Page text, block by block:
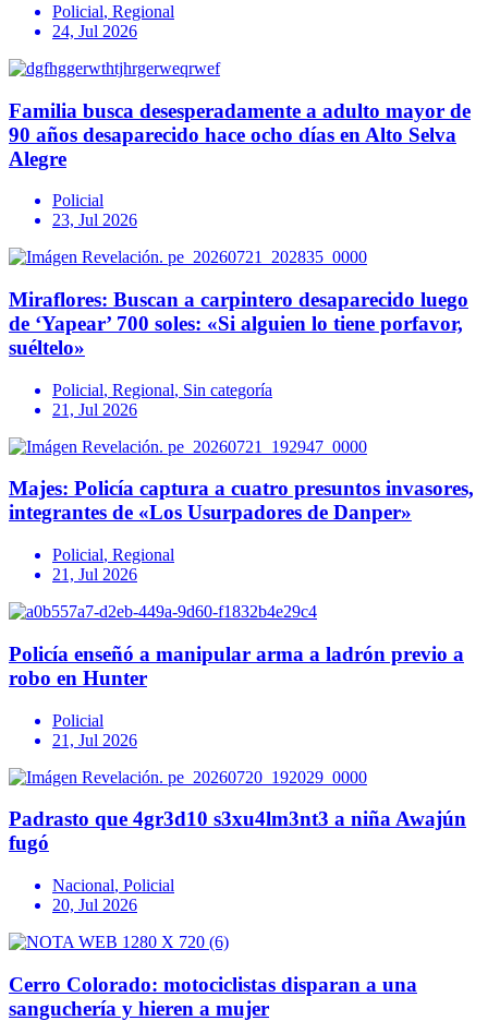
Policial, Regional
24, Jul 2026
Familia busca desesperadamente a adulto mayor de
90 años desaparecido hace ocho días en Alto Selva
Alegre
Policial
23, Jul 2026
Miraflores: Buscan a carpintero desaparecido luego
de ‘Yapear’ 700 soles: «Si alguien lo tiene porfavor,
suéltelo»
Policial, Regional, Sin categoría
21, Jul 2026
Majes: Policía captura a cuatro presuntos invasores,
integrantes de «Los Usurpadores de Danper»
Policial, Regional
21, Jul 2026
Policía enseñó a manipular arma a ladrón previo a
robo en Hunter
Policial
21, Jul 2026
Padrasto que 4gr3d10 s3xu4lm3nt3 a niña Awajún
fugó
Nacional, Policial
20, Jul 2026
Cerro Colorado: motociclistas disparan a una
sanguchería y hieren a mujer